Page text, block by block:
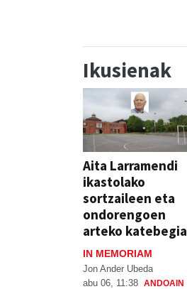
Ikusienak
Aita Larramendi
ikastolako
sortzaileen eta
ondorengoen
arteko katebegia
IN MEMORIAM
Jon Ander Ubeda
abu 06, 11:38 ANDOAIN